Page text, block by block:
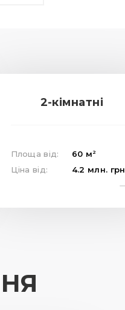
2-кімнатні
Площа від: 60 м 2
Ціна від: 4.2 млн. грн